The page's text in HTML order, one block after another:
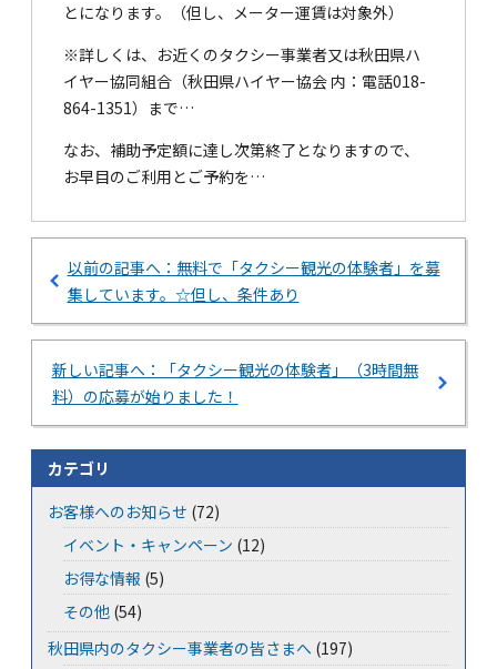
とになります。（但し、メーター運賃は対象外）
※詳しくは、お近くのタクシー事業者又は秋田県ハ
イヤー協同組合（秋田県ハイヤー協会 内：電話018-
864-1351）まで…
なお、補助予定額に達し次第終了となりますので、
お早目のご利用とご予約を…
以前の記事へ：無料で「タクシー観光の体験者」を募
集しています。☆但し、条件あり
新しい記事へ：「タクシー観光の体験者」（3時間無
料）の応募が始りました！
カテゴリ
お客様へのお知らせ (72)
イベント・キャンペーン (12)
お得な情報 (5)
その他 (54)
秋田県内のタクシー事業者の皆さまへ (197)